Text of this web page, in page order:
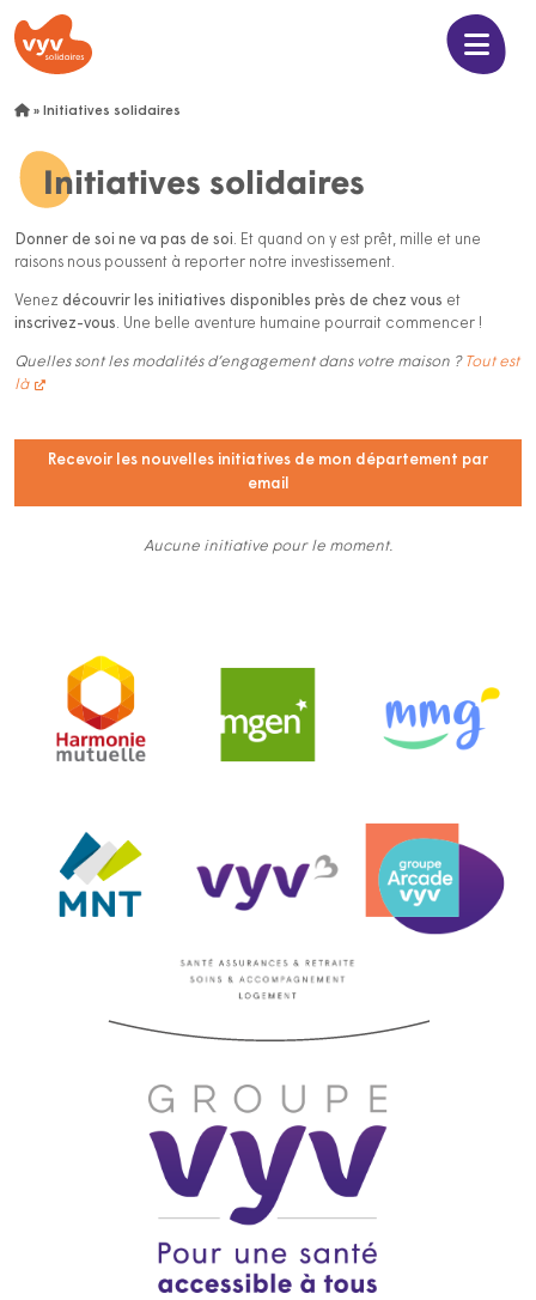
» Initiatives solidaires
Initiatives solidaires
Donner de soi ne va pas de soi. Et quand on y est prêt, mille et une
raisons nous poussent à reporter notre investissement.
Venez découvrir les initiatives disponibles près de chez vous et
inscrivez-vous. Une belle aventure humaine pourrait commencer !
Quelles sont les modalités d’engagement dans votre maison ? Tout est
là
Recevoir les nouvelles initiatives de mon département par
email
Aucune initiative pour le moment.